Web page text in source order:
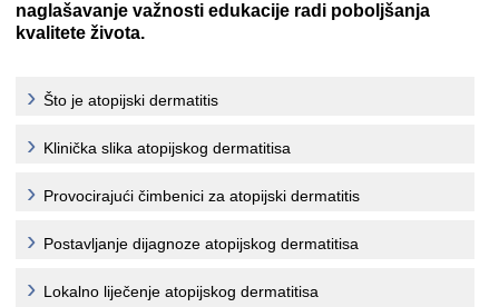
naglašavanje važnosti edukacije radi poboljšanja
kvalitete života.
Što je atopijski dermatitis
Klinička slika atopijskog dermatitisa
Provocirajući čimbenici za atopijski dermatitis
Postavljanje dijagnoze atopijskog dermatitisa
Lokalno liječenje atopijskog dermatitisa